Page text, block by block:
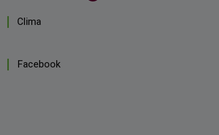
Clima
Facebook